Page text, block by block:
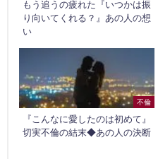
もう追うの疲れた『いつかは振
り向いてくれる？』あの人の想
い
不倫
『こんなに愛したのは初めて』
切実不倫の結末◆あの人の決断